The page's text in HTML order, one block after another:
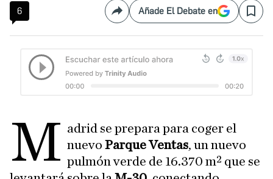
6 CompartirAñade El Debate en Save
M adrid se prepara para coger el
nuevoParque Ventas, un nuevo
pulmón verde de 16.370 m² que se